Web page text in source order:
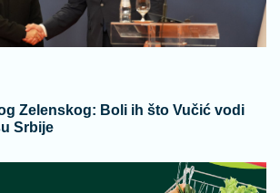
Zelenskog: Boli ih što Vučić vodi
Srbije